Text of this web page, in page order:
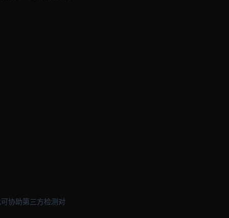
协助第三方检测对